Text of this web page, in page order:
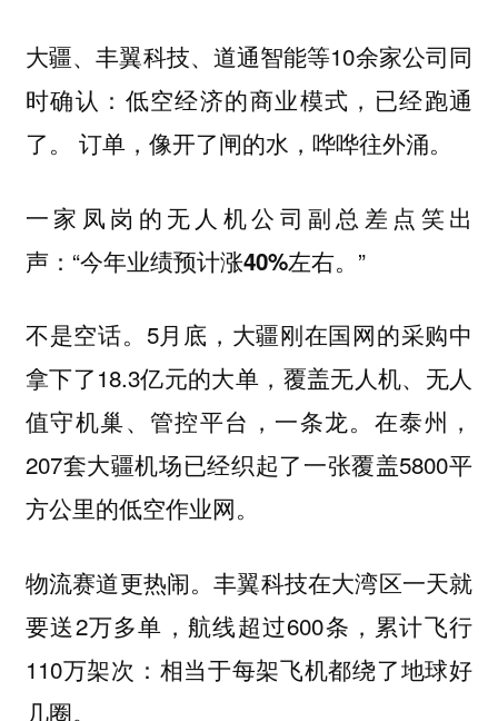
大疆、丰翼科技、道通智能等10余家公司同
时确认： 低空经济的商业模式，已经跑通
了。
订单，像开了闸的水，哗哗往外涌。
一家凤岗的无人机公司副总差点笑出
声：“今年业绩预计涨40%左右。”
不是空话。5月底，大疆刚在国网的采购中
拿下了18.3亿元的大单，覆盖无人机、无人
值守机巢、管控平台，一条龙。在泰州，
207套大疆机场已经织起了一张覆盖5800平
方公里的低空作业网。
物流赛道更热闹。丰翼科技在大湾区一天就
要送2万多单，航线超过600条，累计飞行
110万架次：相当于每架飞机都绕了地球好
几圈。